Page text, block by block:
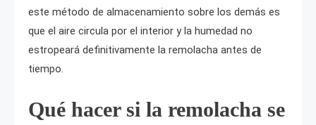
este método de almacenamiento sobre los demás es
que el aire circula por el interior y la humedad no
estropeará definitivamente la remolacha antes de
tiempo.
Qué hacer si la remolacha se